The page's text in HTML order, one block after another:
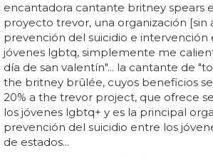
encantadora cantante britney spears
proyecto trevor, una organización [sin
prevención del suicidio e intervención
jóvenes lgbtq, simplemente me
día de san valentín"... la cantante de
the britney brûlée, cuyos beneficios
20% a the trevor project, que ofrece
los jóvenes lgbtq+ y es la principal
prevención del suicidio entre los
de estados...